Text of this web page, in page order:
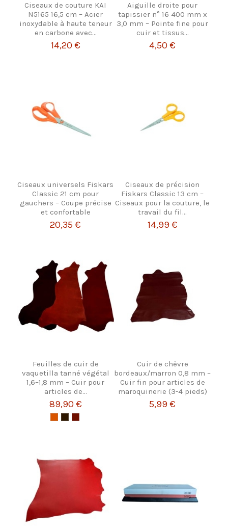
Ciseaux de couture KAI
N5165 16,5 cm – Acier
inoxydable à haute teneur
en carbone avec...
14,20 €
Aiguille droite pour
tapissier n° 16 400 mm x
3,0 mm – Pointe fine pour
cuir et tissus...
4,50 €
Ciseaux universels Fiskars
Classic 21 cm pour
gauchers – Coupe précise
et confortable
20,35 €
Ciseaux de précision
Fiskars Classic 13 cm –
Ciseaux pour la couture, le
travail du fil...
14,99 €
Feuilles de cuir de
vaquetilla tanné végétal
1,6–1,8 mm – Cuir pour
articles de...
89,90 €
Cuir de chèvre
bordeaux/marron 0,8 mm –
Cuir fin pour articles de
maroquinerie (3-4 pieds)
5,99 €